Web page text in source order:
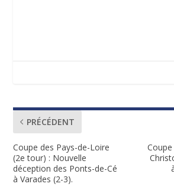
PRÉCÉDENT
Coupe des Pays-de-Loire
(2e tour) : Nouvelle
déception des Ponts-de-Cé
à Varades (2-3).